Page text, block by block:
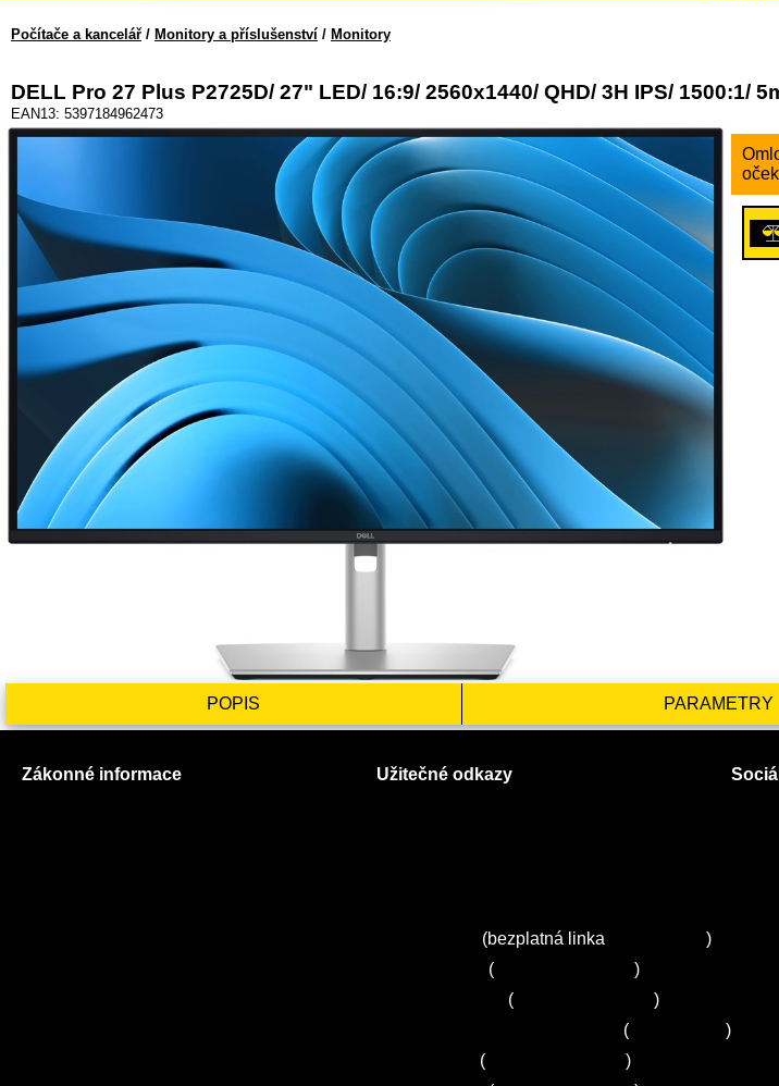
Počítače a kancelář / Monitory a příslušenství / Monitory
DELL Pro 27 Plus P2725D/ 27" LED/ 16:9/ 2560x1440/ QHD/ 3H IPS/ 1500:1/
EAN13: 5397184962473
POPIS PARAMETRY
Zákonné informace Užitečné odkazy
(bezplatná linka
)
(
)
(
)
(
)
(
)